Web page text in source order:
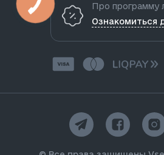
Про программу
Ознакомиться